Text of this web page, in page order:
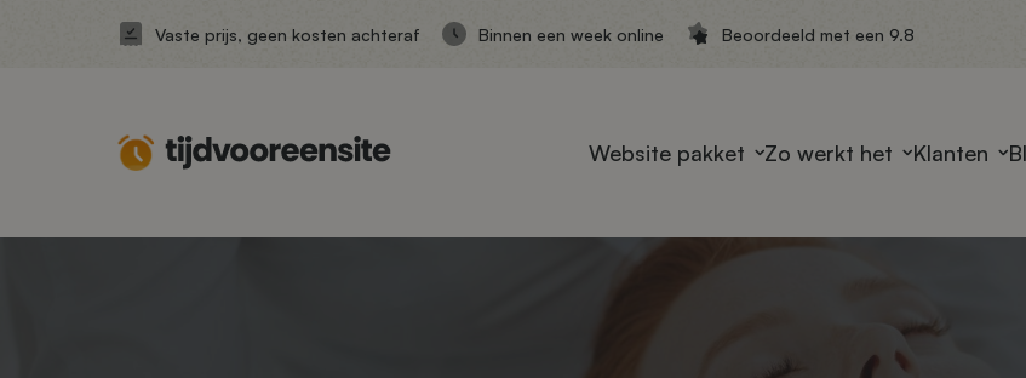
Vaste prijs, geen kosten achteraf Binnen een week online Beoordeeld met een 9.8
Website pakket Zo werkt het Klanten